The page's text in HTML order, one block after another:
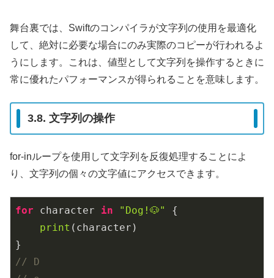
舞台裏では、Swiftのコンパイラが文字列の使用を最適化
して、絶対に必要な場合にのみ実際のコピーが行われるよ
うにします。これは、値型として文字列を操作するときに
常に優れたパフォーマンスが得られることを意味します。
3.8. 文字列の操作
for-inループを使用して文字列を反復処理することによ
り、文字列の個々の文字値にアクセスできます。
for character in "Dog!🐶"
{
print (character)
// D